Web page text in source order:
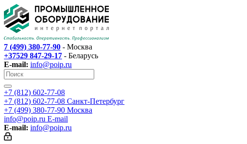
7 (499) 380-77-90 - Москва
+37529 847-29-17 - Беларусь
E-mail: info@poip.ru
+7 (812) 602-77-08
+7 (812) 602-77-08 Санкт-Петербург
+7 (499) 380-77-90 Москва
info@poip.ru E-mail
E-mail: info@poip.ru